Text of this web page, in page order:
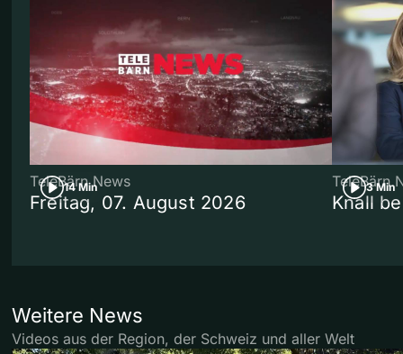
14 Min
TeleBärn News
Freitag, 07. August 2026
3 Min
TeleBärn
Knall
Weitere News
Videos aus der Region, der Schweiz und aller Welt